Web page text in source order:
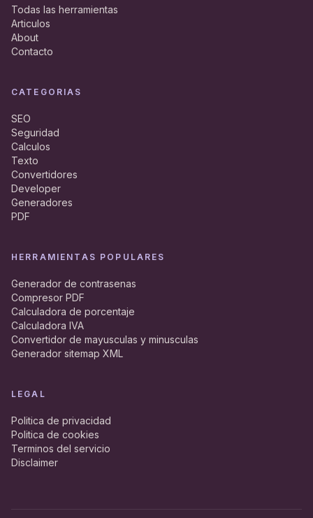
Todas las herramientas
Articulos
About
Contacto
CATEGORIAS
SEO
Seguridad
Calculos
Texto
Convertidores
Developer
Generadores
PDF
HERRAMIENTAS POPULARES
Generador de contrasenas
Compresor PDF
Calculadora de porcentaje
Calculadora IVA
Convertidor de mayusculas y minusculas
Generador sitemap XML
LEGAL
Politica de privacidad
Politica de cookies
Terminos del servicio
Disclaimer